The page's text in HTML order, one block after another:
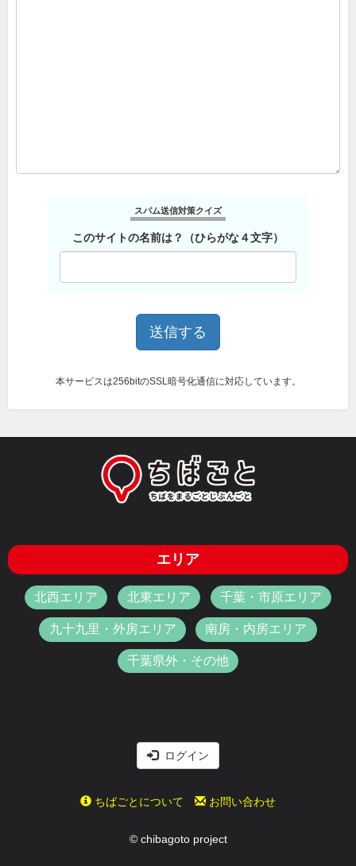
スパム送信対策クイズ
このサイトの名前は？（ひらがな４文字）
本サービスは256bitのSSL暗号化通信に対応しています。
エリア
北西エリア 北東エリア 千葉・市原エリア
九十九里・外房エリア 南房・内房エリア
千葉県外・その他
ログイン
ちばごとについて お問い合わせ
© chibagoto project